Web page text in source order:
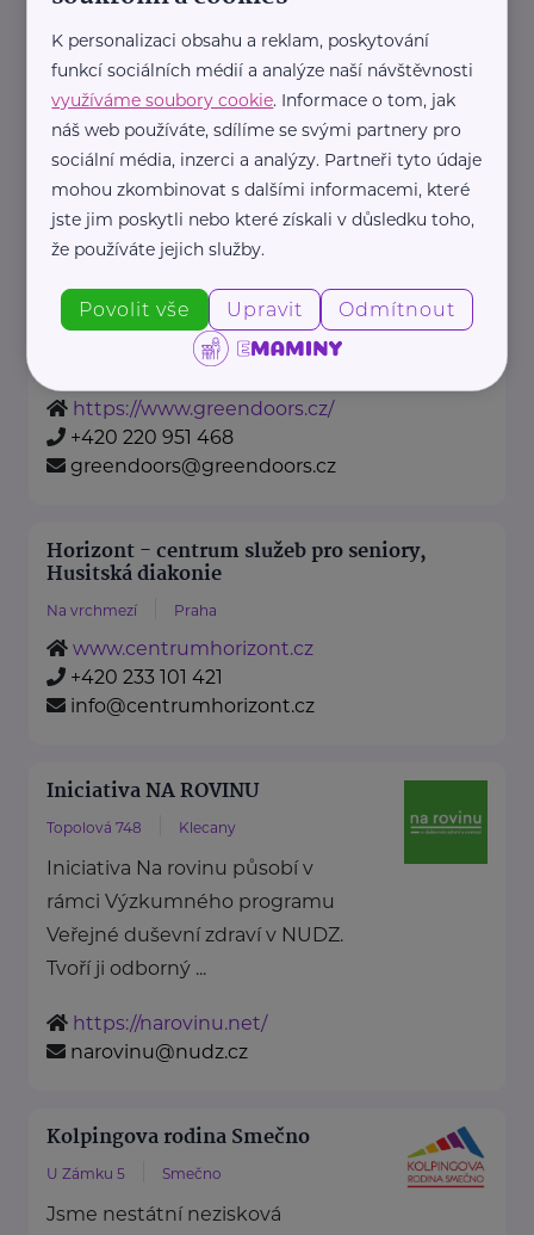
https://divnozenka.cz/
+420 604 232 197
eliska.antosova@divnozenka.cz
Green Doors
Pujmanové 1219/8 Praha 4
Jsme nezisková organizace Green
Doors, která dlouhodobě působí
v oblasti duševního zdraví.
Předáváme naději, že s duševní ...
https://www.greendoors.cz/
+420 220 951 468
greendoors@greendoors.cz
Horizont - centrum služeb pro seniory,
Husitská diakonie
Na vrchmezí Praha
www.centrumhorizont.cz
+420 233 101 421
info@centrumhorizont.cz
Iniciativa NA ROVINU
Topolová 748 Klecany
Iniciativa Na rovinu působí v
rámci Výzkumného programu
Veřejné duševní zdraví v NUDZ.
Tvoří ji odborný ...
https://narovinu.net/
narovinu@nudz.cz
Kolpingova rodina Smečno
U Zámku 5 Smečno
Jsme nestátní nezisková
K personalizaci obsahu a reklam, poskytování
funkcí sociálních médií a analýze naší návštěvnosti
využíváme soubory cookie. Informace o tom, jak
náš web používáte, sdílíme se svými partnery pro
sociální média, inzerci a analýzy. Partneři tyto údaje
mohou zkombinovat s dalšími informacemi, které
jste jim poskytli nebo které získali v důsledku toho,
že používáte jejich služby.
Povolit vše Upravit Odmítnout